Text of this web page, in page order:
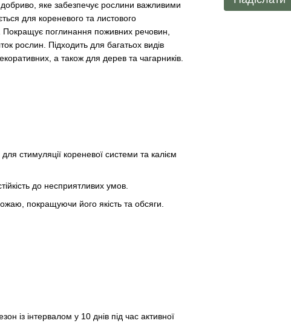
добриво, яке забезпечує рослини важливими
для кореневого та листового
поглинання поживних речовин,
рослин. Підходить для багатьох видів
а також для дерев та чагарників.
стимуляції кореневої системи та калієм
до несприятливих умов.
покращуючи його якість та обсяги.
із інтервалом у 10 днів під час активної